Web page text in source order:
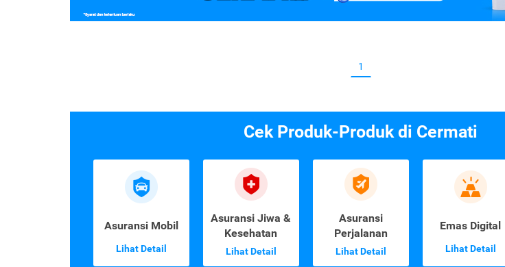
1
Cek Produk-Produk di Cermati
Asuransi Mobil
Lihat Detail
Asuransi Jiwa &
Kesehatan
Lihat Detail
Asuransi
Perjalanan
Lihat Detail
Emas Digital
Lihat Detail